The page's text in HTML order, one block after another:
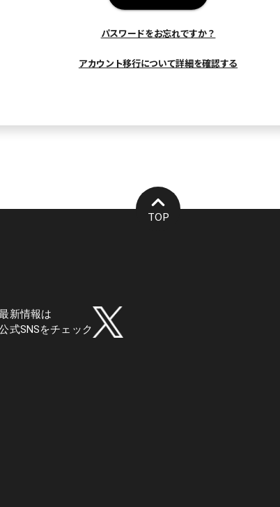
パスワードをお忘れですか？
アカウント移行について詳細を確認する
TOP
新情報は
式SNSをチェック